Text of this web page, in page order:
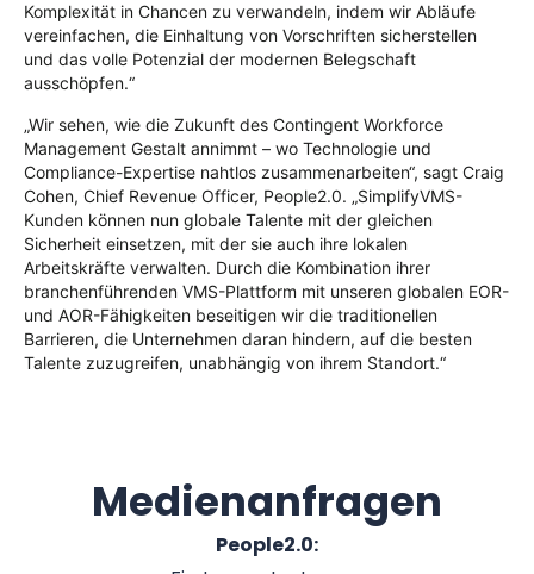
Komplexität in Chancen zu verwandeln, indem wir Abläufe
vereinfachen, die Einhaltung von Vorschriften sicherstellen
und das volle Potenzial der modernen Belegschaft
ausschöpfen.“
„Wir sehen, wie die Zukunft des Contingent Workforce
Management Gestalt annimmt – wo Technologie und
Compliance-Expertise nahtlos zusammenarbeiten“, sagt Craig
Cohen, Chief Revenue Officer, People2.0. „SimplifyVMS-
Kunden können nun globale Talente mit der gleichen
Sicherheit einsetzen, mit der sie auch ihre lokalen
Arbeitskräfte verwalten. Durch die Kombination ihrer
branchenführenden VMS-Plattform mit unseren globalen EOR-
und AOR-Fähigkeiten beseitigen wir die traditionellen
Barrieren, die Unternehmen daran hindern, auf die besten
Talente zuzugreifen, unabhängig von ihrem Standort.“
Medienanfragen
People2.0: